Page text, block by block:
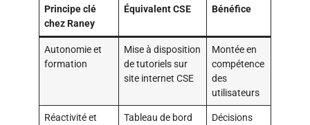
Principe clé
chez Raney
Équivalent CSE Bénéfice
Autonomie et
formation
Mise à disposition
de tutoriels sur
site internet CSE
Montée en
compétence
des
utilisateurs
Réactivité et
Tableau de bord
Décisions